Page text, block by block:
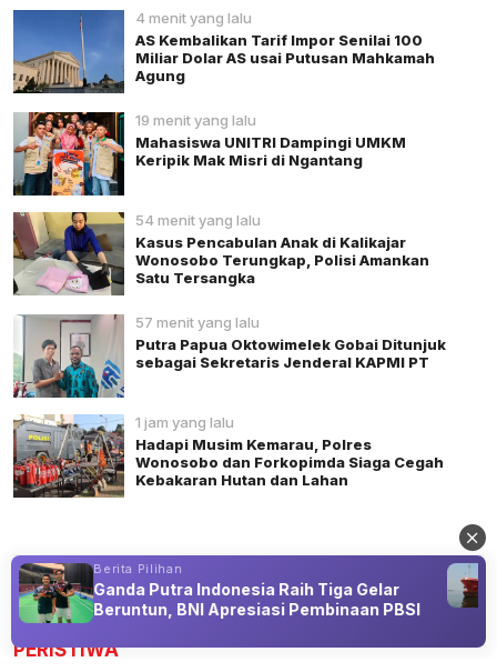
4 menit yang lalu
AS Kembalikan Tarif Impor Senilai 100
Miliar Dolar AS usai Putusan Mahkamah
Agung
19 menit yang lalu
Mahasiswa UNITRI Dampingi UMKM
Keripik Mak Misri di Ngantang
54 menit yang lalu
Kasus Pencabulan Anak di Kalikajar
Wonosobo Terungkap, Polisi Amankan
Satu Tersangka
57 menit yang lalu
Putra Papua Oktowimelek Gobai Ditunjuk
sebagai Sekretaris Jenderal KAPMI PT
1 jam yang lalu
Hadapi Musim Kemarau, Polres
Wonosobo dan Forkopimda Siaga Cegah
Kebakaran Hutan dan Lahan
Advertisement
PERISTIWA
Berita Pilihan
Ganda Putra Indonesia Raih Tiga Gelar
Beruntun, BNI Apresiasi Pembinaan PBSI